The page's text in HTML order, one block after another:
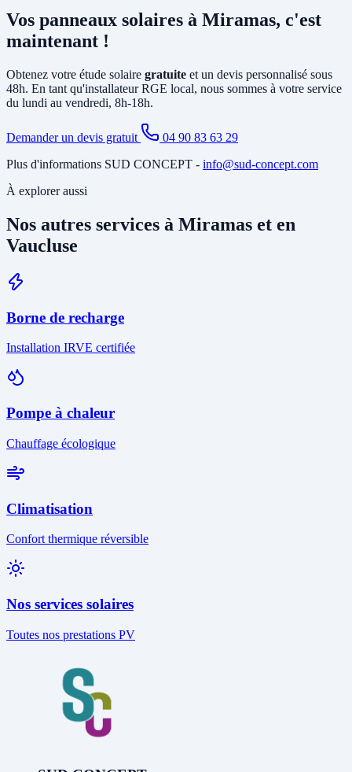
existant et le tirage de câbles DC depuis la toiture. Si votre tableau
est ancien ou sous-dimensionné, une mise à jour partielle peut être
nécessaire. Notre étude gratuite à Miramas identifie tous les travaux
Vos panneaux solaires à Miramas, c'est
maintenant !
Obtenez votre étude solaire gratuite et un devis personnalisé sous
48h. En tant qu'installateur RGE local, nous sommes à votre service
du lundi au vendredi, 8h-18h.
Demander un devis gratuit
04 90 83 63 29
Plus d'informations SUD CONCEPT - info@sud-concept.com
À explorer aussi
Nos autres services à Miramas et en
Vaucluse
Borne de recharge
Installation IRVE certifiée
Pompe à chaleur
Chauffage écologique
Climatisation
Confort thermique réversible
Nos services solaires
Toutes nos prestations PV